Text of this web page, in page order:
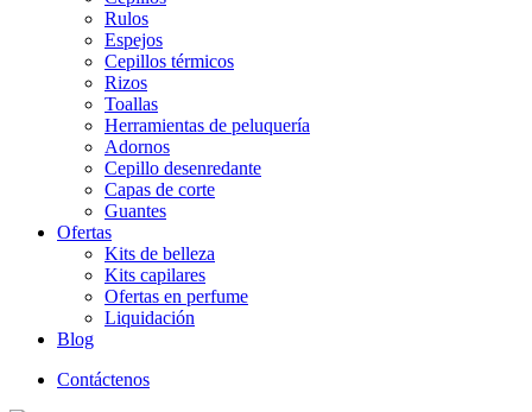
Rulos
Espejos
Cepillos térmicos
Rizos
Toallas
Herramientas de peluquería
Adornos
Cepillo desenredante
Capas de corte
Guantes
Ofertas
Kits de belleza
Kits capilares
Ofertas en perfume
Liquidación
Blog
Contáctenos